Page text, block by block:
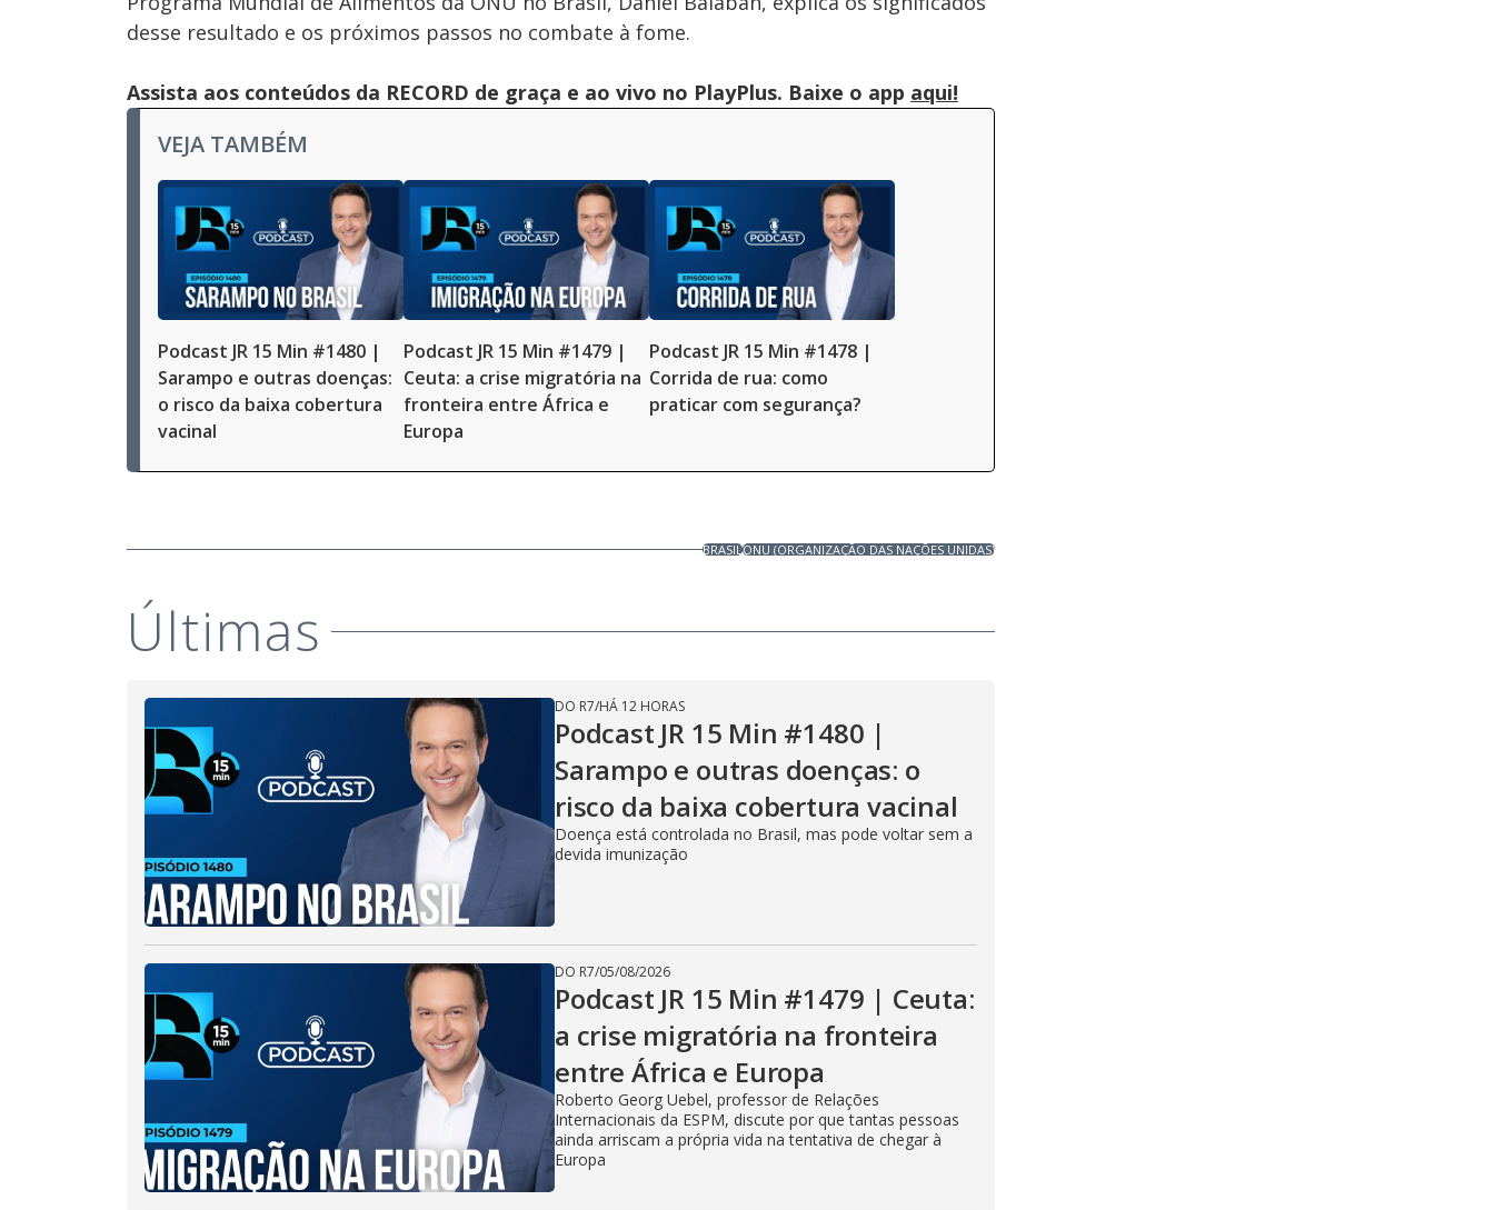
desse resultado e os próximos passos no combate à fome.
Assista aos conteúdos da RECORD de graça e ao vivo no PlayPlus. Baixe o app aqui!
VEJA TAMBÉM
Podcast JR 15 Min #1480 |
Sarampo e outras doenças:
o risco da baixa cobertura
vacinal
Podcast JR 15 Min #1479 |
Ceuta: a crise migratória na
fronteira entre África e
Europa
Podcast JR 15 Min #1478 |
Corrida de rua: como
praticar com segurança?
BRASILONU (ORGANIZAÇÃO DAS NAÇÕES UNIDAS)
Últimas
DO R7/HÁ 12 HORAS
Podcast JR 15 Min #1480 |
Sarampo e outras doenças: o
risco da baixa cobertura vacinal
Doença está controlada no Brasil, mas pode voltar sem a
devida imunização
DO R7/05/08/2026
Podcast JR 15 Min #1479 | Ceuta:
a crise migratória na fronteira
entre África e Europa
Roberto Georg Uebel, professor de Relações
Internacionais da ESPM, discute por que tantas pessoas
ainda arriscam a própria vida na tentativa de chegar à
Europa